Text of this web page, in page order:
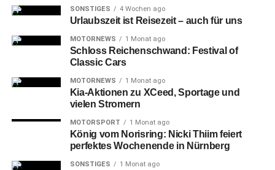
SONSTIGES 4 Wochen ago
Urlaubszeit ist Reisezeit – auch für uns
MOTORNEWS 1 Monat ago
Schloss Reichenschwand: Festival of
Classic Cars
MOTORNEWS 1 Monat ago
Kia-Aktionen zu XCeed, Sportage und
vielen Stromern
MOTORSPORT 1 Monat ago
König vom Norisring: Nicki Thiim feiert
perfektes Wochenende in Nürnberg
SONSTIGES 1 Monat ago